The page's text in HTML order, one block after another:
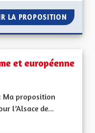
LA PROPOSITION
et européenne
Ma proposition
l’Alsace de...
: Autres